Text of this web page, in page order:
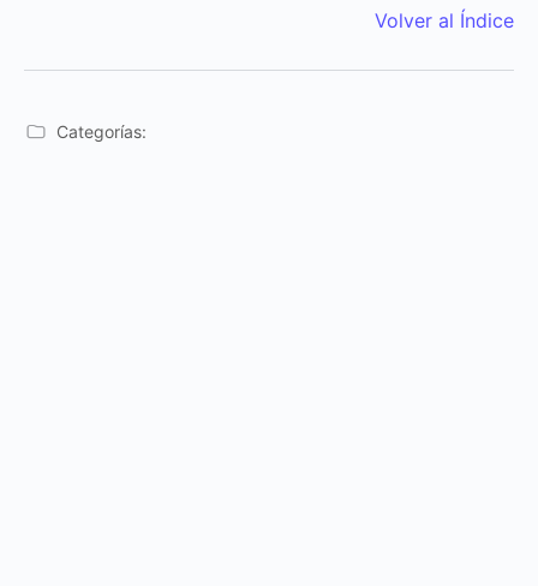
Volver al Índice
Categorías: